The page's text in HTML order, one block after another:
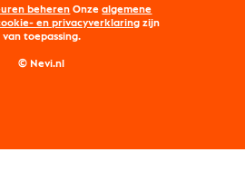
beheren Onzealgemene
en privacyverklaring zijn
van toepassing.
© Nevi.nl